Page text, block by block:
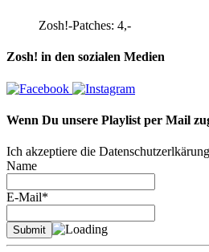
Zosh!-Patches: 4,-
Zosh! in den sozialen Medien
Wenn Du unsere Playlist per Mail
Ich akzeptiere die Datenschutzerlkärung
Name
E-Mail*